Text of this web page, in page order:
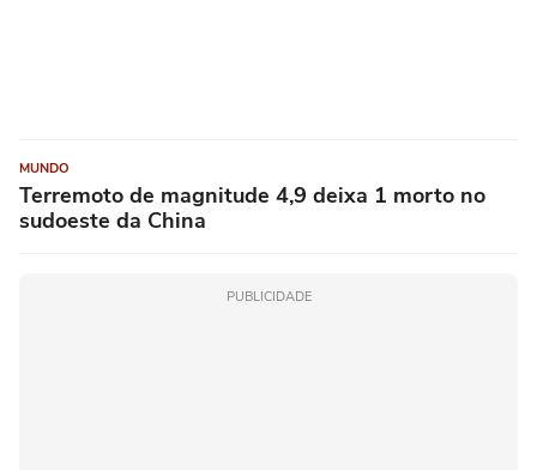
MUNDO
Terremoto de magnitude 4,9 deixa 1 morto no
sudoeste da China
PUBLICIDADE